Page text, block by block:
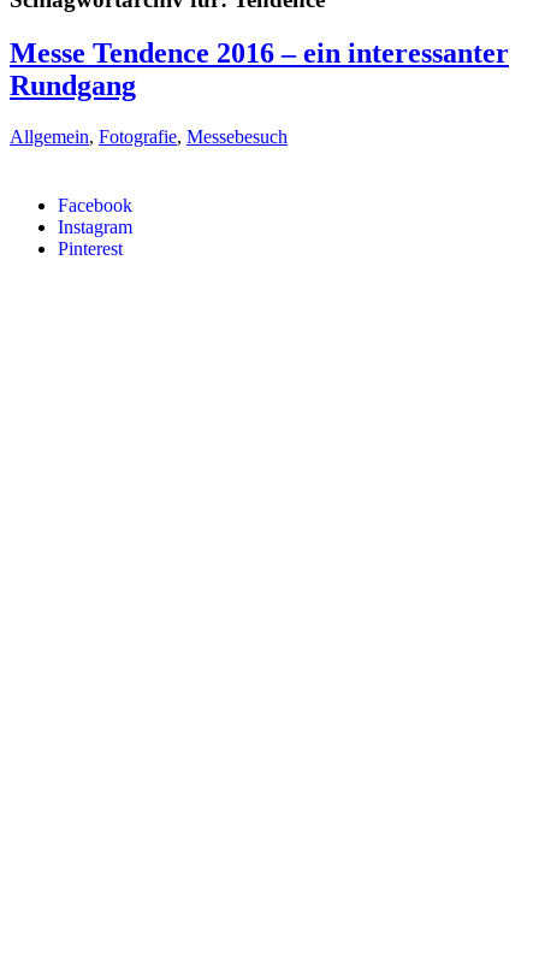
Facebook
Instagram
Pinterest
Messe Tendence 2016 – ein interessanter
Rundgang
Allgemein, Fotografie, Messebesuch